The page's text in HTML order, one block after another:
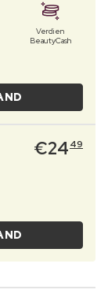
Verdien
BeautyCash
€24 49